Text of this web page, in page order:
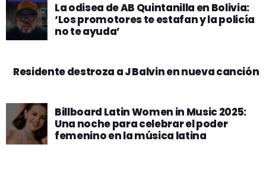
La odisea de AB Quintanilla en Bolivia:
‘Los promotores te estafan y la policía
no te ayuda’
Residente destroza a J Balvin en nueva canción
Billboard Latin Women in Music 2025:
Una noche para celebrar el poder
femenino en la música latina